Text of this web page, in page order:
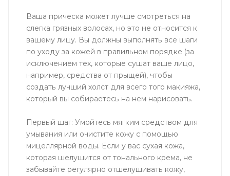
Ваша прическа может лучше смотреться на
слегка грязных волосах, но это не относится к
вашему лицу. Вы должны выполнять все шаги
по уходу за кожей в правильном порядке (за
исключением тех, которые сушат ваше лицо,
например, средства от прыщей), чтобы
создать лучший холст для всего того макияжа,
который вы собираетесь на нем нарисовать.
Первый шаг: Умойтесь мягким средством для
умывания или очистите кожу с помощью
мицеллярной воды. Если у вас сухая кожа,
которая шелушится от тонального крема, не
забывайте регулярно отшелушивать кожу,